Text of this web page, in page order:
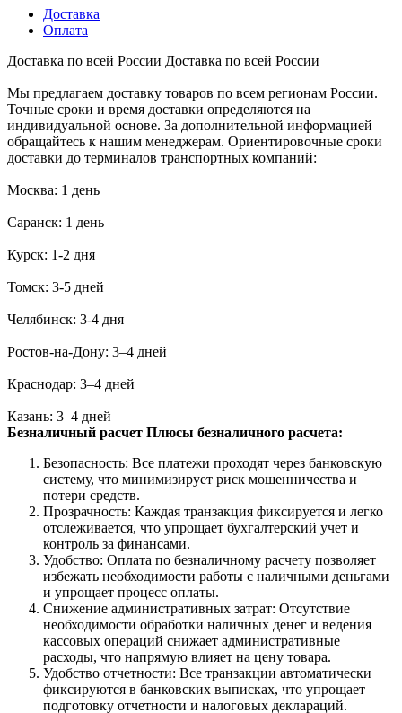
Доставка
Оплата
Доставка по всей России Доставка по всей России
Мы предлагаем доставку товаров по всем регионам России.
Точные сроки и время доставки определяются на
индивидуальной основе. За дополнительной информацией
обращайтесь к нашим менеджерам. Ориентировочные сроки
доставки до терминалов транспортных компаний:
Москва: 1 день
Саранск: 1 день
Курск: 1-2 дня
Томск: 3-5 дней
Челябинск: 3-4 дня
Ростов-на-Дону: 3–4 дней
Краснодар: 3–4 дней
Казань: 3–4 дней
Безналичный расчет Плюсы безналичного расчета:
Безопасность: Все платежи проходят через банковскую
систему, что минимизирует риск мошенничества и
потери средств.
Прозрачность: Каждая транзакция фиксируется и легко
отслеживается, что упрощает бухгалтерский учет и
контроль за финансами.
Удобство: Оплата по безналичному расчету позволяет
избежать необходимости работы с наличными деньгами
и упрощает процесс оплаты.
Снижение административных затрат: Отсутствие
необходимости обработки наличных денег и ведения
кассовых операций снижает административные
расходы, что напрямую влияет на цену товара.
Удобство отчетности: Все транзакции автоматически
фиксируются в банковских выписках, что упрощает
подготовку отчетности и налоговых деклараций.